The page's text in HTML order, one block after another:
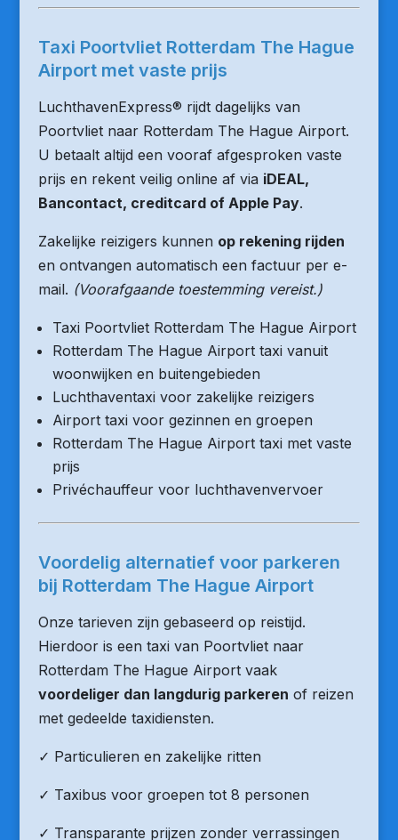
Taxi Poortvliet Rotterdam The Hague
Airport met vaste prijs
LuchthavenExpress® rijdt dagelijks van
Poortvliet naar Rotterdam The Hague Airport.
U betaalt altijd een vooraf afgesproken vaste
prijs en rekent veilig online af via iDEAL,
Bancontact, creditcard of Apple Pay.
Zakelijke reizigers kunnen op rekening rijden
en ontvangen automatisch een factuur per e-
mail. (Voorafgaande toestemming vereist.)
Taxi Poortvliet Rotterdam The Hague Airport
Rotterdam The Hague Airport taxi vanuit
woonwijken en buitengebieden
Luchthaventaxi voor zakelijke reizigers
Airport taxi voor gezinnen en groepen
Rotterdam The Hague Airport taxi met vaste
prijs
Privéchauffeur voor luchthavenvervoer
Voordelig alternatief voor parkeren
bij Rotterdam The Hague Airport
Onze tarieven zijn gebaseerd op reistijd.
Hierdoor is een taxi van Poortvliet naar
Rotterdam The Hague Airport vaak
voordeliger dan langdurig parkeren of reizen
met gedeelde taxidiensten.
✓ Particulieren en zakelijke ritten
✓ Taxibus voor groepen tot 8 personen
✓ Transparante prijzen zonder verrassingen